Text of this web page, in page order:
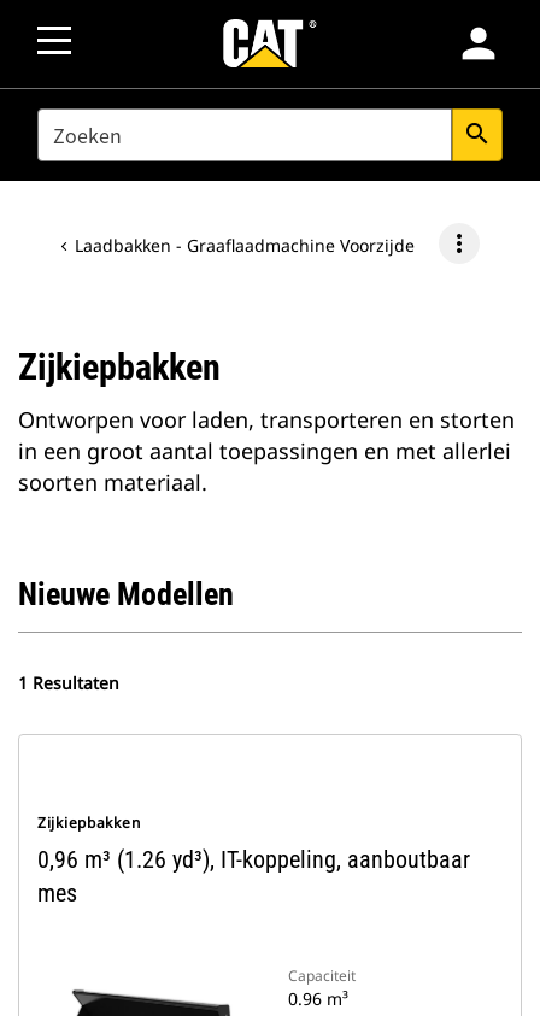
person
SEARCH search
Laadbakken - Graaflaadmachine Voorzijde more_vert
Zijkiepbakken
Ontworpen voor laden, transporteren en storten
in een groot aantal toepassingen en met allerlei
soorten materiaal.
Nieuwe Modellen
1 Resultaten
Zijkiepbakken
0,96 m³ (1.26 yd³), IT-koppeling, aanboutbaar
mes
Capaciteit
0.96 m³